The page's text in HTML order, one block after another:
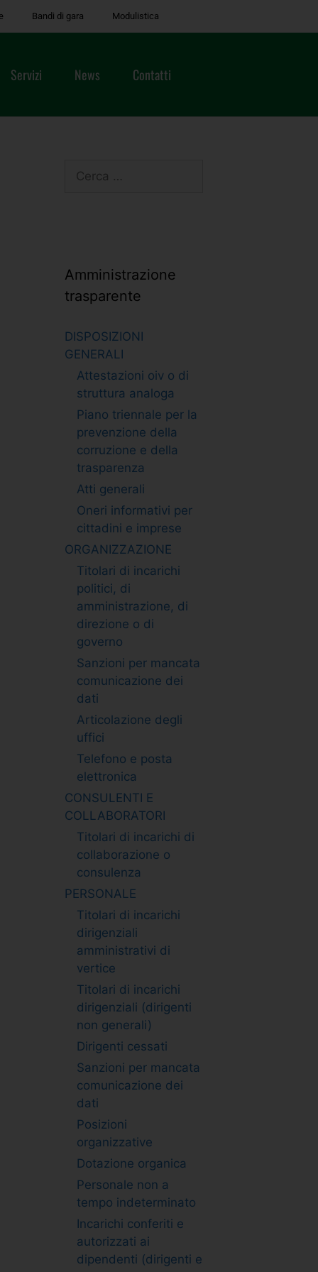
Bandi di gara Modulistica
Servizi News Contatti
Amministrazione
trasparente
DISPOSIZIONI
GENERALI
Attestazioni oiv o di
struttura analoga
Piano triennale per la
prevenzione della
corruzione e della
trasparenza
Atti generali
Oneri informativi per
cittadini e imprese
ORGANIZZAZIONE
Titolari di incarichi
politici, di
amministrazione, di
direzione o di
governo
Sanzioni per mancata
comunicazione dei
dati
Articolazione degli
uffici
Telefono e posta
elettronica
CONSULENTI E
COLLABORATORI
Titolari di incarichi di
collaborazione o
consulenza
PERSONALE
Titolari di incarichi
dirigenziali
amministrativi di
vertice
Titolari di incarichi
dirigenziali (dirigenti
non generali)
Dirigenti cessati
Sanzioni per mancata
comunicazione dei
dati
Posizioni
organizzative
Dotazione organica
Personale non a
tempo indeterminato
Incarichi conferiti e
autorizzati ai
dipendenti (dirigenti e